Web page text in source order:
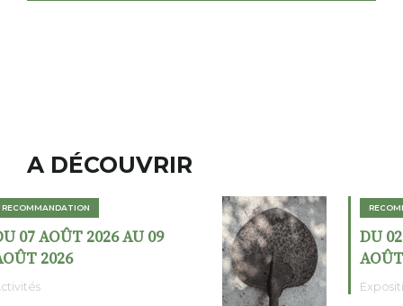
A DÉCOUVRIR
RECOMMANDATION
DU 02 AOÛT 2026 AU 23
AOÛT 2026
Expositions